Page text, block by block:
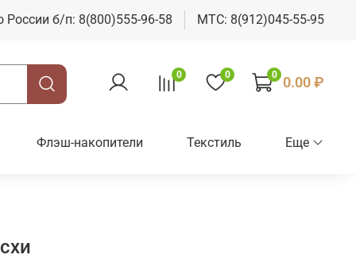
России б/п: 8(800)555-96-58 МТС: 8(912)045-55-95
0 0 0 0.00 ₽
Флэш-накопители Текстиль Еще